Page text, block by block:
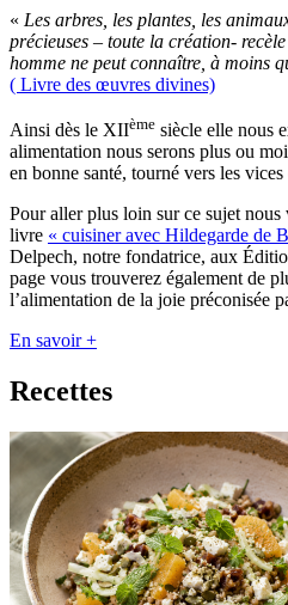
« Les arbres, les plantes, les
précieuses – toute la création-
homme ne peut connaître, à moins
( Livre des œuvres divines)
Ainsi dès le XIIème siècle elle nous
alimentation nous serons plus ou
en bonne santé, tourné vers les
Pour aller plus loin sur ce sujet
livre « cuisiner avec Hildegarde de
Delpech, notre fondatrice, aux
page vous trouverez également de
l’alimentation de la joie préconisée
En savoir +
Recettes